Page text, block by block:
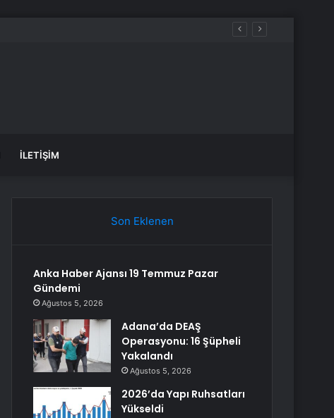
İLETIŞIM
Son Eklenen
Anka Haber Ajansı 19 Temmuz Pazar
Gündemi
Ağustos 5, 2026
Adana’da DEAŞ
Operasyonu: 16 Şüpheli
Yakalandı
Ağustos 5, 2026
2026’da Yapı Ruhsatları
Yükseldi